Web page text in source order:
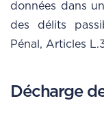
données dans
des délits
Pénal, Articles
Décharge